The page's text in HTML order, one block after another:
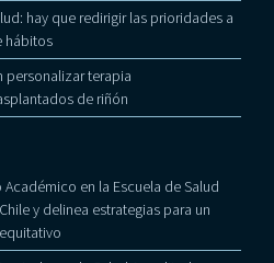
hay que redirigir las prioridades a
hábitos
personalizar terapia
de riñón
Académico en la Escuela de Salud
y delinea estrategias para un